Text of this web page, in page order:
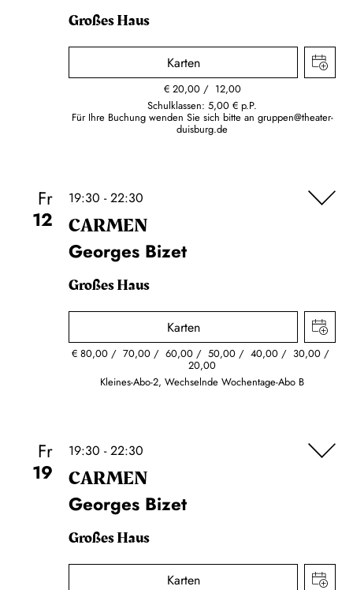
Großes Haus
Karten
€ 20,00
12,00
Schulklassen: 5,00 € p.P.
Für Ihre Buchung wenden Sie sich bitte an gruppen@theater-
duisburg.de
Fr
12
19:30 - 22:30
CARMEN
Georges Bizet
Großes Haus
Karten
€80,00 70,00 60,00 50,00 40,00 30,00
20,00
Kleines-Abo-2, Wechselnde Wochentage-Abo B
Fr
19
19:30 - 22:30
CARMEN
Georges Bizet
Großes Haus
Karten